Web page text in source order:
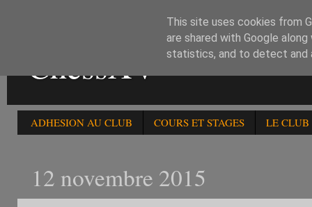
ChessXV
ADHESION AU CLUB COURS ET STAGES LE CLUB
12 novembre 2015
This site uses cookies from
are shared with Google
statistics, and to detect and